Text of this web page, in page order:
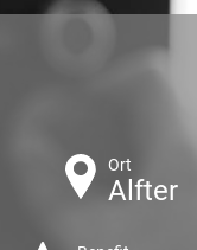
Ort
Alfter